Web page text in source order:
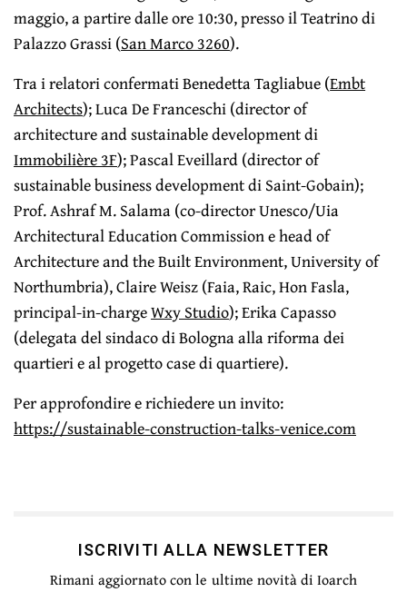
maggio, a partire dalle ore 10:30, presso il Teatrino di
Palazzo Grassi (San Marco 3260).
Tra i relatori confermati Benedetta Tagliabue (Embt
Architects); Luca De Franceschi (director of
architecture and sustainable development di
Immobilière 3F); Pascal Eveillard (director of
sustainable business development di Saint-Gobain);
Prof. Ashraf M. Salama (co-director Unesco/Uia
Architectural Education Commission e head of
Architecture and the Built Environment, University of
Northumbria), Claire Weisz (Faia, Raic, Hon Fasla,
principal-in-chargeWxy Studio); Erika Capasso
(delegata del sindaco di Bologna alla riforma dei
quartieri e al progetto case di quartiere).
Per approfondire e richiedere un invito:
https://sustainable-construction-talks-venice.com
ISCRIVITI ALLA NEWSLETTER
Rimani aggiornato con le ultime novità di Ioarch